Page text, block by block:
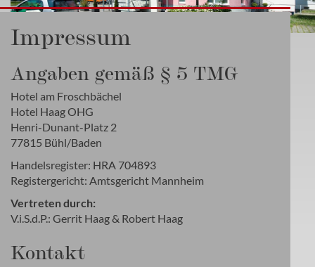
Impressum
Angaben gemäß § 5 TMG
Hotel am Froschbächel
Hotel Haag OHG
Henri-Dunant-Platz 2
77815 Bühl/Baden
Handelsregister: HRA 704893
Registergericht: Amtsgericht Mannheim
Vertreten durch:
V.i.S.d.P.: Gerrit Haag & Robert Haag
Kontakt